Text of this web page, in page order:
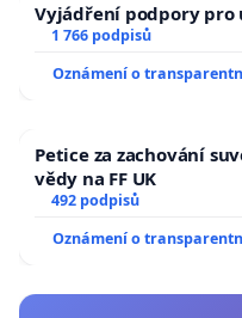
Vyjádření podpory pro
1 766 podpisů
Oznámení o
Petice za zachování
vědy na FF UK
492 podpisů
Oznámení o